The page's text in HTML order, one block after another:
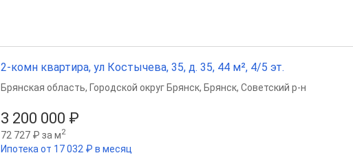
2-комн квартира, ул Костычева, 35, д. 35, 44 м², 4/5 эт.
3 200 000 ₽
72 727 ₽ за м2
Ипотека от 17 032 ₽ в месяц
Брянская область, Городской округ Брянск, Брянск, Советский р-н